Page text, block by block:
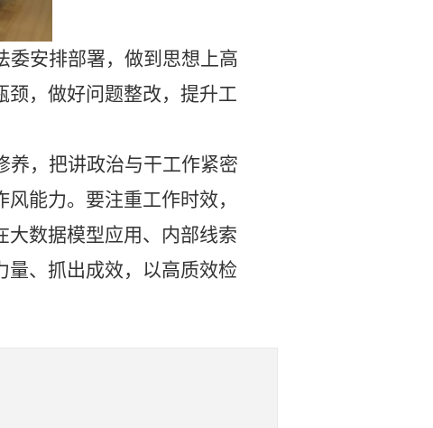
委安排部署，做到思想上高
颈，做好问题整改，提升工
养，把讲政治与干工作紧密
能力。要注重工作时效，
大数据模型应用、内部线索
量、抓出成效，以高质效检